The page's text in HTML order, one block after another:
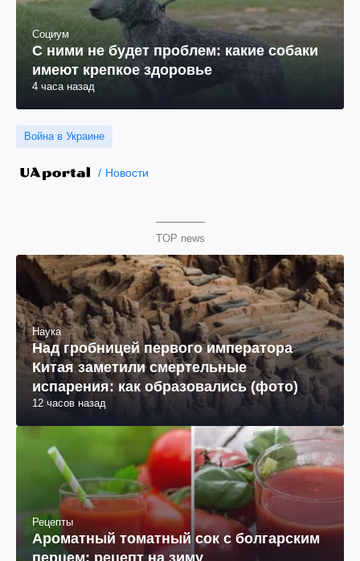
Социум
С ними не будет проблем: какие собаки
имеют крепкое здоровье
4 часа назад
Война в Украине
Новости
TOP news
Наука
Над гробницей первого императора
Китая заметили смертельные
испарения: как образовались (фото)
12 часов назад
Рецепты
Ароматный томатный сок с болгарским